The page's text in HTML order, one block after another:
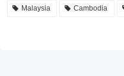
Malaysia Cambodia